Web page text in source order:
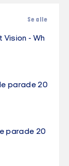
Se alle
Vision - Wh
parade 20
parade 20